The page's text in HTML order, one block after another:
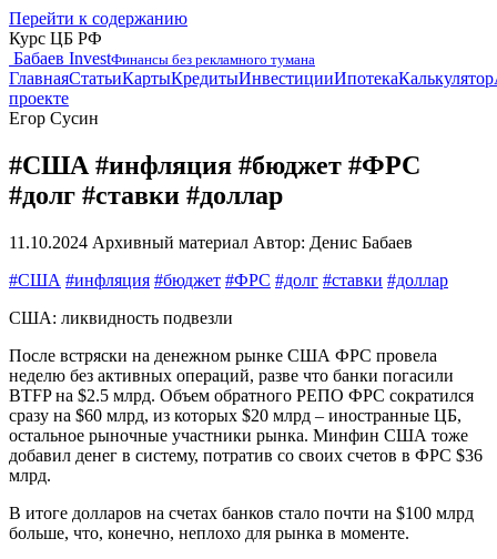
Перейти к содержанию
Курс ЦБ РФ
Бабаев InvestФинансы без рекламного тумана
ГлавнаяСтатьиКартыКредитыИнвестицииИпотекаКалькулятор
проекте
Егор Сусин
#США #инфляция #бюджет #ФРС
#долг #ставки #доллар
11.10.2024 Архивный материал Автор: Денис Бабаев
#США #инфляция #бюджет #ФРС #долг #ставки #доллар
США: ликвидность подвезли
После встряски на денежном рынке США ФРС провела
неделю без активных операций, разве что банки погасили
BTFP на $2.5 млрд. Объем обратного РЕПО ФРС сократился
сразу на $60 млрд, из которых $20 млрд – иностранные ЦБ,
остальное рыночные участники рынка. Минфин США тоже
добавил денег в систему, потратив со своих счетов в ФРС $36
млрд.
В итоге долларов на счетах банков стало почти на $100 млрд
больше, что, конечно, неплохо для рынка в моменте.